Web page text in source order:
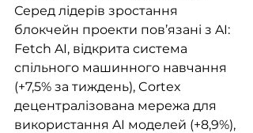
Серед лідерів зростання
блокчейн проекти пов’язані з AI:
Fetch AI, відкрита система
спільного машинного навчання
(+7,5% за тиждень), Cortex
децентралізована мережа для
використання AI моделей (+8,9%),